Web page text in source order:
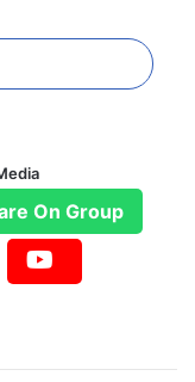
ट्रांसपोर्ट, गैजेट्स,
यह आंकड़ा
दोगुना भी हो
On Group